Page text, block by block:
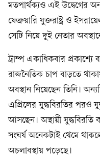
মতপার্থক্যও এই উদ্বেগের
ফেব্রুয়ারি যুক্তরাষ্ট্র ও
সেটি নিয়ে দুই নেতার
ট্রাম্প একাধিকবার প্রকাশ্যে
রাজনৈতিক চাপ বাড়তে
অবস্থান নিয়েছেন তিনি।
এপ্রিলের যুদ্ধবিরতির পরও
আসছেন। অস্থায়ী
সংঘর্ষ অনেকটাই থেমে
অচলাবস্থায় পড়েছে।